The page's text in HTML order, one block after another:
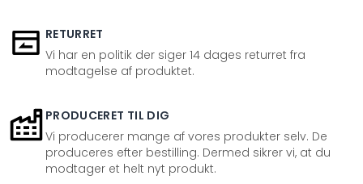
RETURRET
Vi har en politik der siger 14 dages returret fra
modtagelse af produktet.
PRODUCERET TIL DIG
Vi producerer mange af vores produkter selv. De
produceres efter bestilling. Dermed sikrer vi, at du
modtager et helt nyt produkt.